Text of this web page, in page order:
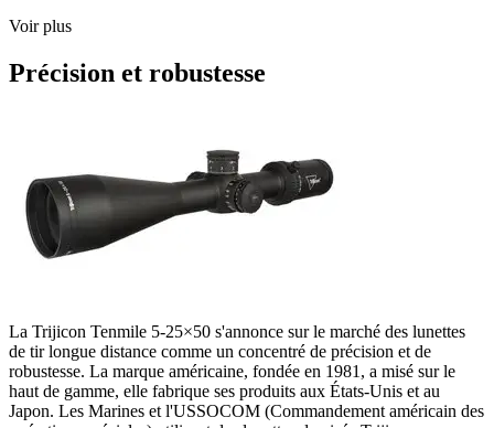
Voir plus
Précision et robustesse
La Trijicon Tenmile 5-25×50 s'annonce sur le marché des lunettes
de tir longue distance comme un concentré de précision et de
robustesse. La marque américaine, fondée en 1981, a misé sur le
haut de gamme, elle fabrique ses produits aux États-Unis et au
Japon. Les Marines et l'USSOCOM (Commandement américain des